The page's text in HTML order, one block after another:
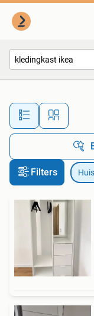
Filters